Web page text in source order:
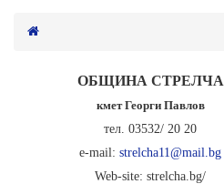
ОБЩИНА СТРЕЛЧА
кмет Георги Павлов
тел. 03532/ 20 20
e-mail:
@
Web-site: strelcha.bg/